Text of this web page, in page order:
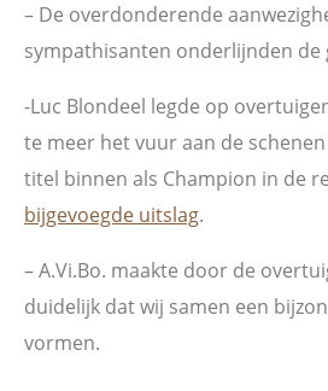
– De overdonderende
sympathisanten onderlijnden
-Luc Blondeel legde op
te meer het vuur aan de
titel binnen als Champion in de
bijgevoegde uitslag.
– A.Vi.Bo. maakte door de
duidelijk dat wij samen een
vormen.